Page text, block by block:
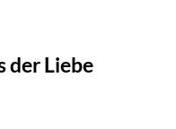
der Liebe